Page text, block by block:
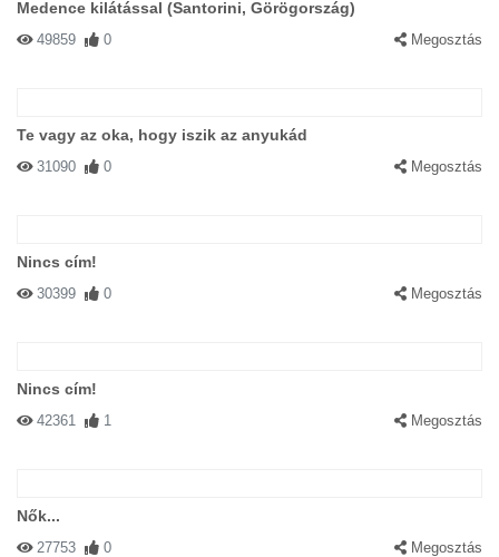
Medence kilátással (Santorini, Görögország)
49859 0 Megosztás
Te vagy az oka, hogy iszik az anyukád
31090 0 Megosztás
Nincs cím!
30399 0 Megosztás
Nincs cím!
42361 1 Megosztás
Nők...
27753 0 Megosztás